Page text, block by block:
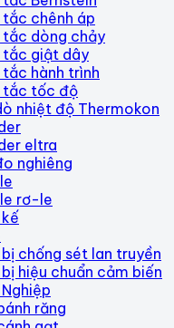
tắc chênh áp
tắc dòng chảy
tắc giật dây
tắc hành trình
tắc tốc độ
nhiệt độ Thermokon
eltra
nghiêng
rơ-le
chống sét lan truyền
hiệu chuẩn cảm biến
răng